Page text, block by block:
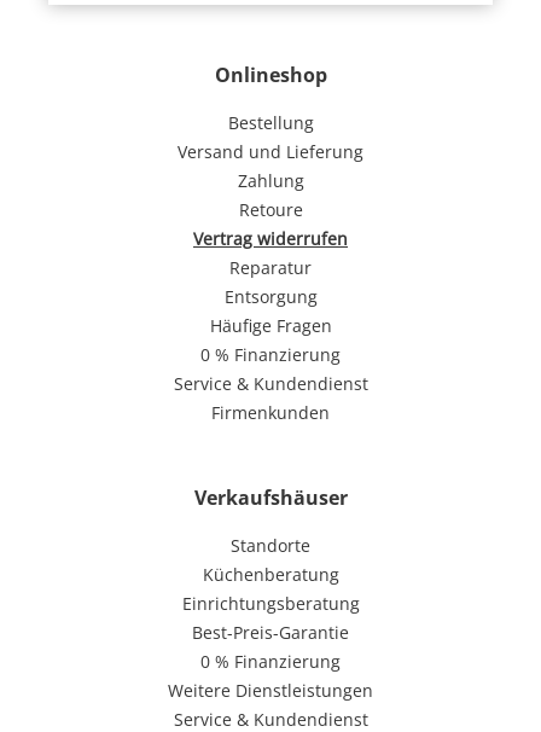
Onlineshop
Bestellung
Versand und Lieferung
Zahlung
Retoure
Vertrag widerrufen
Reparatur
Entsorgung
Häufige Fragen
0 % Finanzierung
Service & Kundendienst
Firmenkunden
Verkaufshäuser
Standorte
Küchenberatung
Einrichtungsberatung
Best-Preis-Garantie
0 % Finanzierung
Weitere Dienstleistungen
Service & Kundendienst